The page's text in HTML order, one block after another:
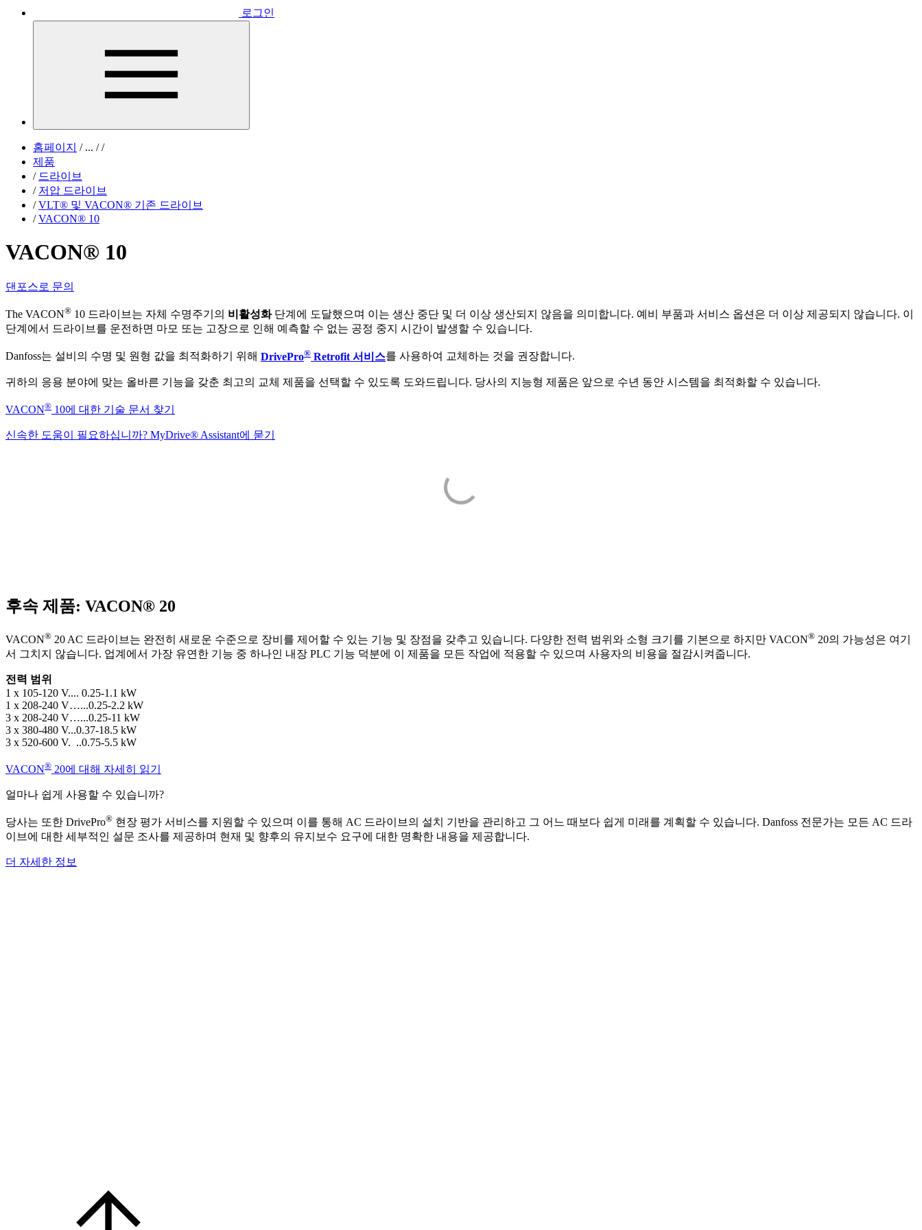
로그인
홈페이지 /... / /
제품
/ 드라이브
/ 저압 드라이브
/ VLT® 및 VACON® 기존 드라이브
/ VACON® 10
VACON® 10
댄포스로 문의
The VACON® 10 드라이브는 자체 수명주기의 비활성화단계에 도달했으며 이는 생산 중단 및 더 이상 생산되지 않음을 의미합니다. 예비 부품과 서비스 옵션은 더 이상 제공되지 않습니다. 이
단계에서 드라이브를 운전하면 마모 또는 고장으로 인해 예측할 수 없는 공정 중지 시간이 발생할 수 있습니다.
Danfoss는 설비의 수명 및 원형 값을 최적화하기 위해 DrivePro® Retrofit 서비스를 사용하여 교체하는 것을 권장합니다.
귀하의 응용 분야에 맞는 올바른 기능을 갖춘 최고의 교체 제품을 선택할 수 있도록 도와드립니다. 당사의 지능형 제품은 앞으로 수년 동안 시스템을 최적화할 수 있습니다.
VACON® 10에 대한 기술 문서 찾기
신속한 도움이 필요하십니까? MyDrive® Assistant에 묻기
후속 제품: VACON® 20
VACON® 20 AC 드라이브는 완전히 새로운 수준으로 장비를 제어할 수 있는 기능 및 장점을 갖추고 있습니다. 다양한 전력 범위와 소형 크기를 기본으로 하지만 VACON® 20의 가능성은 여기
서 그치지 않습니다. 업계에서 가장 유연한 기능 중 하나인 내장 PLC 기능 덕분에 이 제품을 모든 작업에 적용할 수 있으며 사용자의 비용을 절감시켜줍니다.
전력 범위
1 x 105-120 V.... 0.25-1.1 kW
1 x 208-240 V…...0.25-2.2 kW
3 x 208-240 V…...0.25-11 kW
3 x 380-480 V...0.37-18.5 kW
3 x 520-600 V. ..0.75-5.5 kW
VACON® 20에 대해 자세히 읽기
얼마나 쉽게 사용할 수 있습니까?
당사는 또한 DrivePro® 현장 평가 서비스를 지원할 수 있으며 이를 통해 AC 드라이브의 설치 기반을 관리하고 그 어느 때보다 쉽게 미래를 계획할 수 있습니다. Danfoss 전문가는 모든 AC 드라
이브에 대한 세부적인 설문 조사를 제공하며 현재 및 향후의 유지보수 요구에 대한 명확한 내용을 제공합니다.
더 자세한 정보